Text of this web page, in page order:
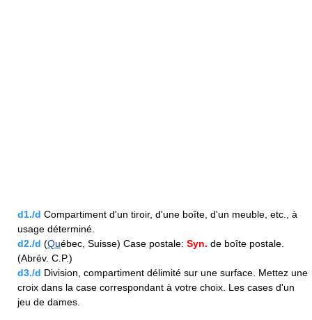
d1./d Compartiment d'un tiroir, d'une boîte, d'un meuble, etc., à
usage déterminé.
d2./d (Québec, Suisse) Case postale: Syn. de boîte postale.
(Abrév. C.P.)
d3./d Division, compartiment délimité sur une surface. Mettez une
croix dans la case correspondant à votre choix. Les cases d'un
jeu de dames.